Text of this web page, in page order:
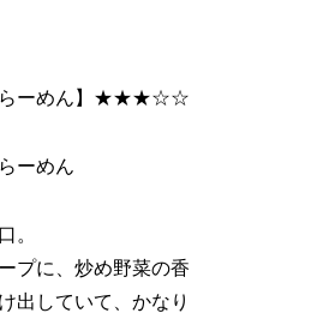
らーめん】★★★☆☆
。
プに、炒め野菜の香
出していて、かなり